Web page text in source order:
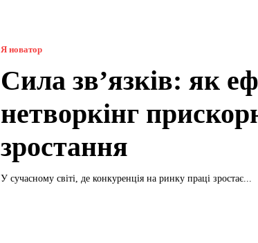
Я новатор
Сила зв’язків: як
нетворкінг
зростання
У сучасному світі, де конкуренція на ринку праці зростає...